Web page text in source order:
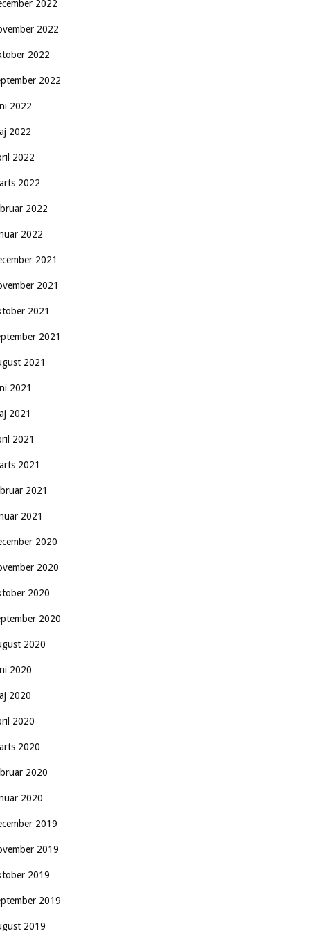
2022
2022
2022
2022
2022
2022
2022
2022
2022
2022
2021
2021
2021
2021
2021
2021
2021
2021
2021
2021
2021
2020
2020
2020
2020
2020
2020
2020
2020
2020
2020
2020
2019
2019
2019
2019
2019